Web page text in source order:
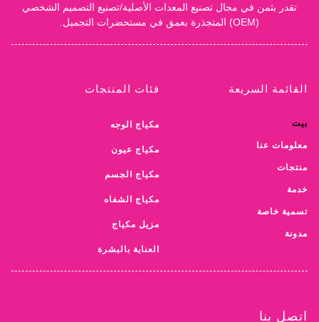
تقدر بثمن في مجال تصنيع المعدات الأصلية/تصنيع التصميم الشخصي
(OEM) المتجذرة بعمق في مستحضرات التجميل.
القائمة السريعة
بيت
معلومات عنا
منتجات
خدمة
تسمية خاصة
مدونة
فئات المنتجات
مكياج الوجه
مكياج عيون
مكياج الجسم
مكياج الشفاه
مزيل مكياج
العناية بالبشرة
اتصل بنا